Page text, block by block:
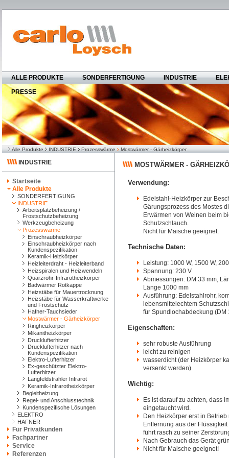
ALLE PRODUKTE SONDERFERTIGUNG INDUSTRIE
PRESSE
Alle Produkte INDUSTRIE Prozesswärme Mostwärmer - Gärheizkörper
INDUSTRIE
Startseite
Alle Produkte
SONDERFERTIGUNG
INDUSTRIE
Arbeitsplatzbeheizung /
Frostschutzbeheizung
Werkzeugbeheizung
Prozesswärme
Einschraubheizkörper
Einschraubheizkörper nach
Kundenspezifikation
Keramik-Heizkörper
Heizleiterdraht - Heizleiterband
Heizspiralen und Heizwendeln
Quarzrohr-Infrarotheizkörper
Badwärmer Rotkappe
Heizstäbe für Mauertrocknung
Heizstäbe für Wasserkraftwerke
und Frostschutz
Hafner-Tauchsieder
Mostwärmer - Gärheizkörper
Ringheizkörper
Mikanitheizkörper
Drucklufterhitzer
Drucklufterhitzer nach
Kundenspezifikation
Elektro-Lufterhitzer
Ex-geschützter Elektro-
Lufterhitzer
Langfeldstrahler Infrarot
Keramik-Infrarotheizkörper
Begleitheizung
Regel- und Anschlusstechnik
Kundenspezifische Lösungen
ELEKTRO
HAFNER
Für Privatkunden
Fachpartner
Service
Referenzen
MOSTWÄRMER -
Verwendung:
Edelstahl-Heizkörper zur
Gärungsprozess des Mostes
Erwärmen von Weinen beim
Schutzschlauch.
Nicht für Maische geeignet.
Technische Daten:
Leistung: 1000 W, 1500 W,
Spannung: 230 V
Abmessungen: DM 33 mm,
Länge 1000 mm
Ausführung: Edelstahlrohr,
lebensmittelechtem
für Spundlochabdeckung
Eigenschaften:
sehr robuste Ausführung
leicht zu reinigen
wasserdicht (der Heizkörper
versenkt werden)
Wichtig:
Es ist darauf zu achten, dass
eingetaucht wird.
Den Heizkörper erst in
Entfernung aus der
führt rasch zu seiner
Nach Gebrauch das Gerät
Nicht für Maische geeignet!